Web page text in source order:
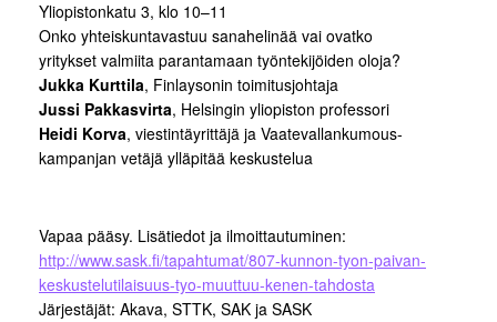
Yliopistonkatu 3, klo 10–11
Onko yhteiskuntavastuu sanahelinää vai ovatko
yritykset valmiita parantamaan työntekijöiden oloja?
Jukka Kurttila, Finlaysonin toimitusjohtaja
Jussi Pakkasvirta, Helsingin yliopiston professori
Heidi Korva, viestintäyrittäjä ja Vaatevallankumous-
kampanjan vetäjä ylläpitää keskustelua
Vapaa pääsy. Lisätiedot ja ilmoittautuminen:
http://www.sask.fi/tapahtumat/807-kunnon-tyon-paivan-
keskustelutilaisuus-tyo-muuttuu-kenen-tahdosta
Järjestäjät: Akava, STTK, SAK ja SASK